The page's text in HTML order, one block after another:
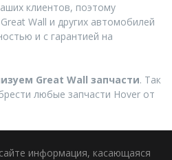
клиентов, поэтому
Wall и других автомобилей
и с гарантией на
Great Wall запчасти. Так
любые запчасти Hover от
информация, касающаяся